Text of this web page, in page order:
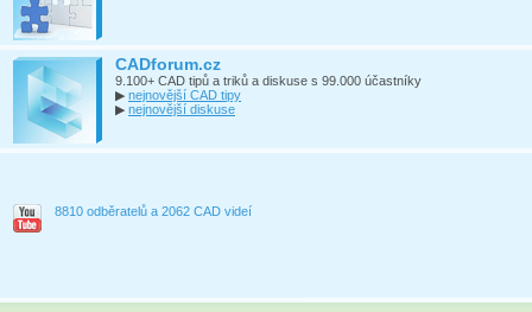
CADforum.cz
9.100+ CAD tipů a triků a diskuse s 99.000 účastníky
▶ nejnovější CAD tipy
▶ nejnovější diskuse
8810 odběratelů a 2062 CAD videí